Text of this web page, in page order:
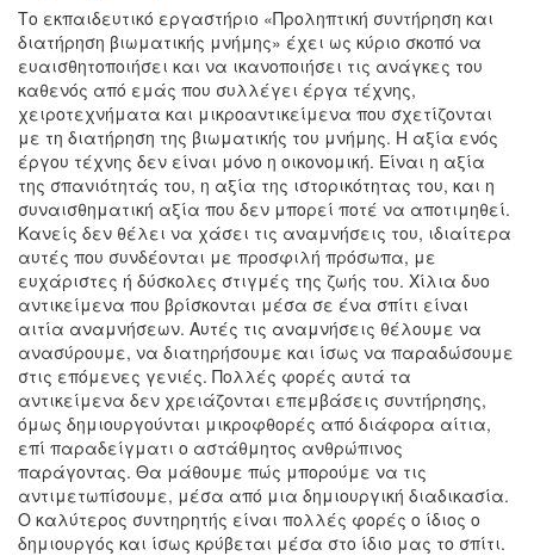
Το εκπαιδευτικό εργαστήριο «Προληπτική συντήρηση και
διατήρηση βιωματικής μνήμης» έχει ως κύριο σκοπό να
ευαισθητοποιήσει και να ικανοποιήσει τις ανάγκες του
καθενός από εμάς που συλλέγει έργα τέχνης,
χειροτεχνήματα και μικροαντικείμενα που σχετίζονται
με τη διατήρηση της βιωματικής του μνήμης. Η αξία ενός
έργου τέχνης δεν είναι μόνο η οικονομική. Είναι η αξία
της σπανιότητάς του, η αξία της ιστορικότητας του, και η
συναισθηματική αξία που δεν μπορεί ποτέ να αποτιμηθεί.
Κανείς δεν θέλει να χάσει τις αναμνήσεις του, ιδιαίτερα
αυτές που συνδέονται με προσφιλή πρόσωπα, με
ευχάριστες ή δύσκολες στιγμές της ζωής του. Χίλια δυο
αντικείμενα που βρίσκονται μέσα σε ένα σπίτι είναι
αιτία αναμνήσεων. Αυτές τις αναμνήσεις θέλουμε να
ανασύρουμε, να διατηρήσουμε και ίσως να παραδώσουμε
στις επόμενες γενιές. Πολλές φορές αυτά τα
αντικείμενα δεν χρειάζονται επεμβάσεις συντήρησης,
όμως δημιουργούνται μικροφθορές από διάφορα αίτια,
επί παραδείγματι ο αστάθμητος ανθρώπινος
παράγοντας. Θα μάθουμε πώς μπορούμε να τις
αντιμετωπίσουμε, μέσα από μια δημιουργική διαδικασία.
Ο καλύτερος συντηρητής είναι πολλές φορές ο ίδιος ο
δημιουργός και ίσως κρύβεται μέσα στο ίδιο μας το σπίτι.